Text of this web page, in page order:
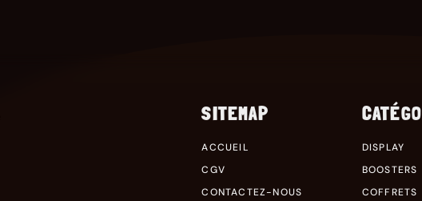
SITEMAP
ACCUEIL
CGV
CONTACTEZ-NOUS
DISPLAY
BOOSTERS
COFFRETS